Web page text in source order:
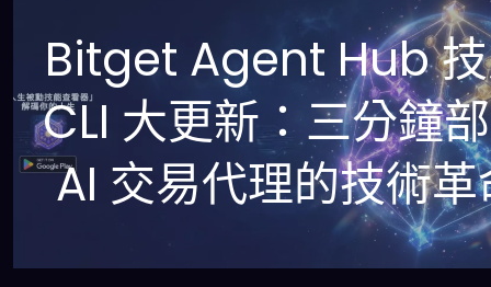
Bitget Agent Hub
CLI 大更新：三分鐘
AI 交易代理的技術革